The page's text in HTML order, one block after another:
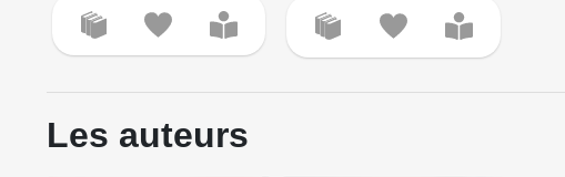
Les auteurs